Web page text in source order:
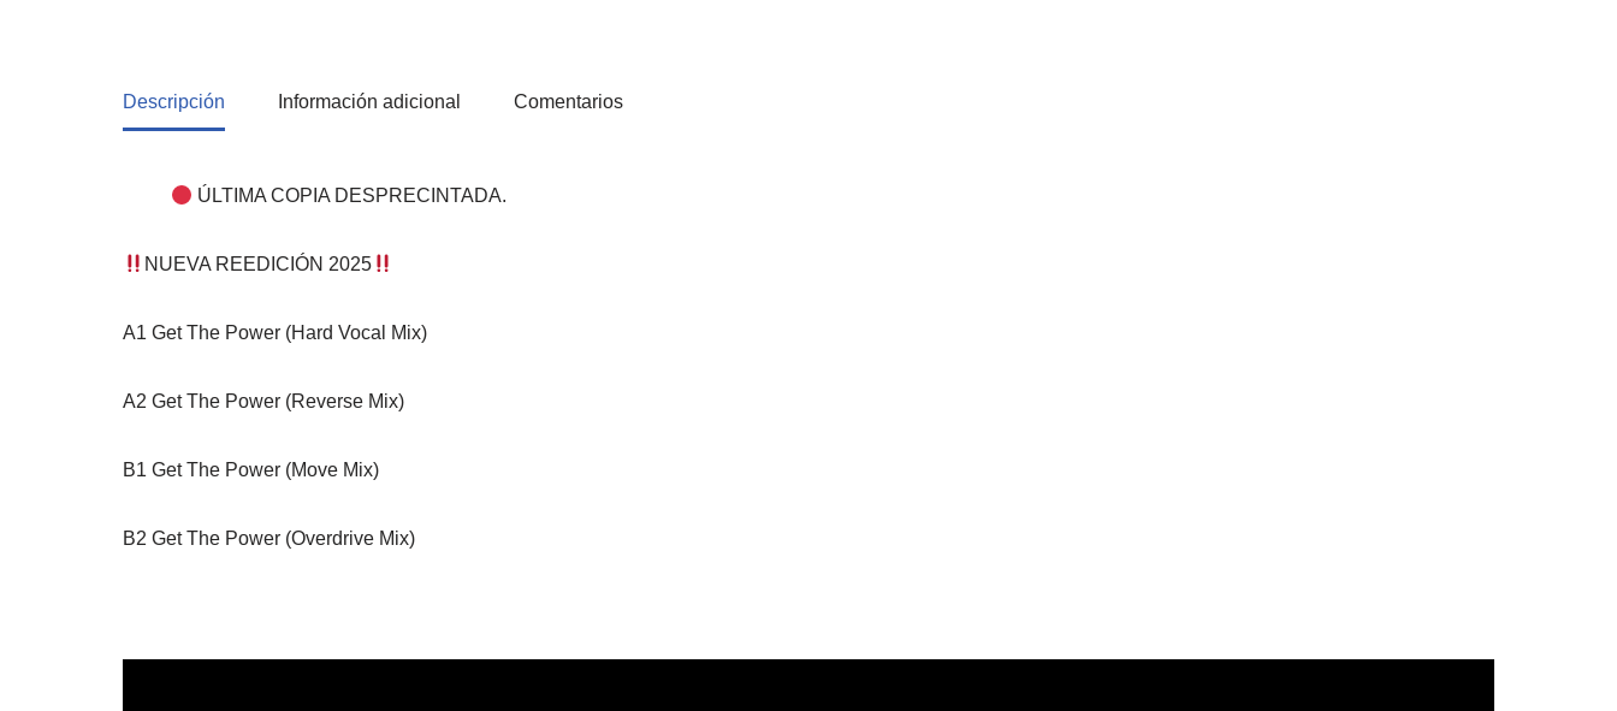
Descripción Información adicional Comentarios
ÚLTIMA COPIA DESPRECINTADA.
NUEVA REEDICIÓN 2025
A1 Get The Power (Hard Vocal Mix)
A2 Get The Power (Reverse Mix)
B1 Get The Power (Move Mix)
B2 Get The Power (Overdrive Mix)